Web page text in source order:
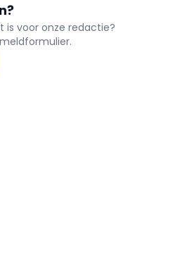
is voor onze redactie?